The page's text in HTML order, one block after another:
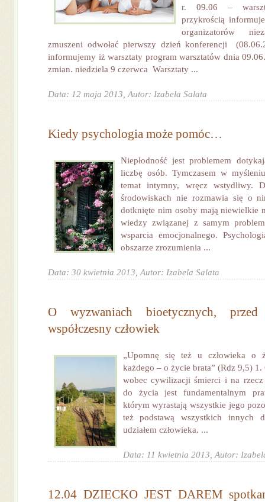
r. 09.06 –
przykrością
organizatorów
zmuszeni odwołać pierwszy dzień konferencji
informujemy iż warsztaty program warsztatów dnia
zmian. niedziela 9 czerwca Warsztaty ...
Data: 12 maja 2013, Autor: Izabela Salata
Kiedy psychologia może pomóc…
Niepłodność jest problemem
liczbę osób. Tymczasem w
temat intymny, wręcz wstydliwy.
środowiskach nie rozmawia się o
dotknięte nim osoby mają niewielkie
wiedzy związanej z samym
wsparcia emocjonalnego.
obszarze zrozumienia ...
Data: 30 kwietnia 2013, Autor: Izabela Salata
O wyzwaniach bioetycznych,
współczesny człowiek
„Upomnę się też u człowieka o
każdego – o życie brata” (Rdz 9,5)
wobec cywilizacji śmierci i na
do życia jest fundamentalnym
którym wyrastają wszystkie jego
też podstawą wszystkich innych
udziałem człowieka. ...
Data: 11 kwietnia 2013, Autor:
12.04 DZIECKO JEST DAREM